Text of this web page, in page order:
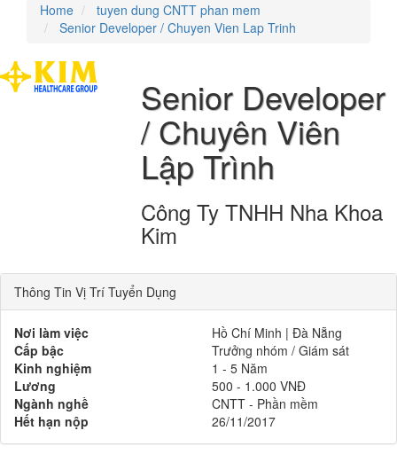
Home
tuyen dung CNTT phan mem
Senior Developer / Chuyen Vien Lap Trinh
Senior Developer
/ Chuyên Viên
Lập Trình
Công Ty TNHH Nha Khoa
Kim
Thông Tin Vị Trí Tuyển Dụng
Nơi làm việc
Hồ Chí Minh | Đà Nẵng
Cấp bậc
Trưởng nhóm / Giám sát
Kinh nghiệm
1 - 5 Năm
Lương
500 - 1.000 VNĐ
Ngành nghề
CNTT - Phần mềm
Hết hạn nộp
26/11/2017